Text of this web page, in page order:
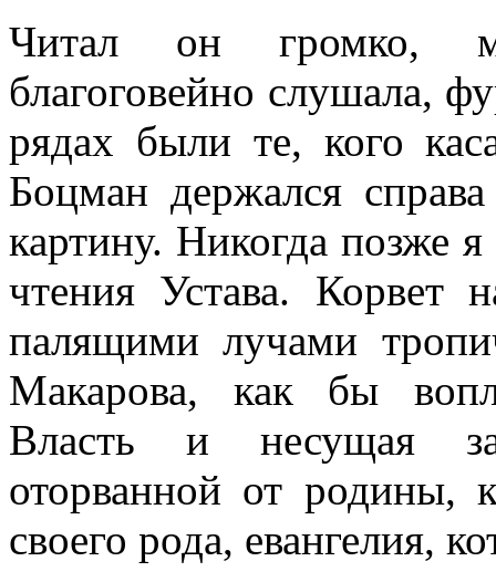
Читал он громко,
благоговейно слушала,
рядах были те, кого
Боцман держался
картину. Никог­да позже
чте­ния Устава. Корвет
палящими лучами
Макарова, как бы
Власть и несущая
оторванной от родины,
своего рода, евангелия,